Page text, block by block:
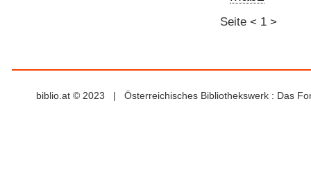
Seite < 1 >
biblio.at © 2023 | Österreichisches Bibliothekswerk : Das